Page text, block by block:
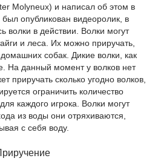
Molyneux) и написал об этом в
опубликован видеоролик, в
волки в действии. Волки могут
и леса. Их можно приручать,
собак. Дикие волки, как
На данный момент у волков нет
приручать сколько угодно волков,
ограничить количество
каждого игрока. Волки могут
из воды они отряхиваются,
с себя воду.